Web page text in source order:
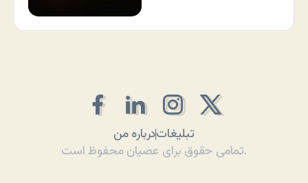
درباره منتبلیغات
تمامی حقوق برای عصیان محفوظ است.